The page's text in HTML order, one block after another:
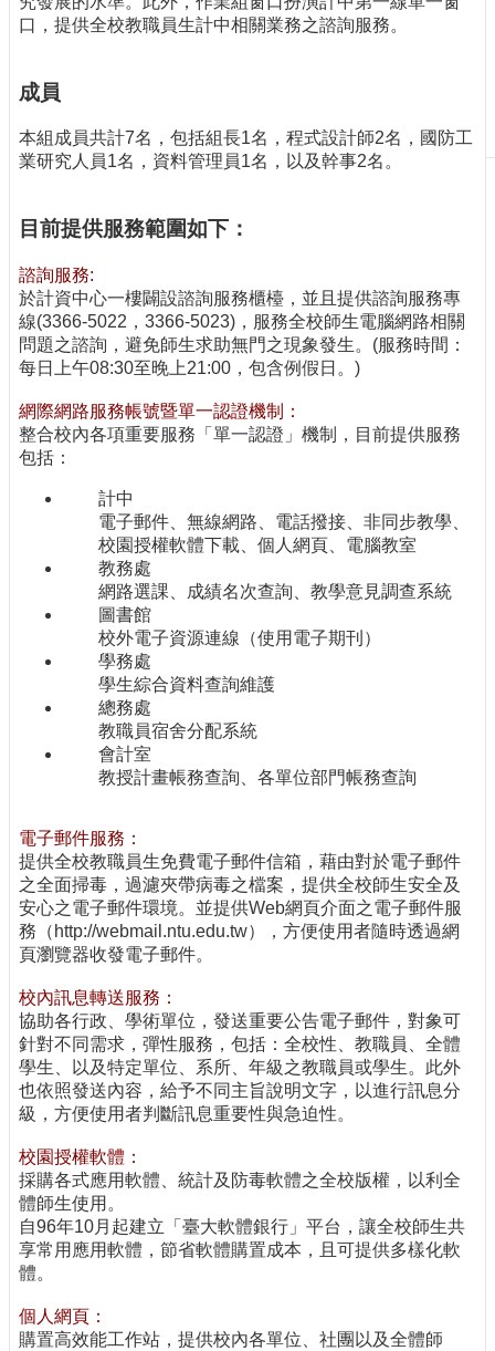
出
版
務
服
專
報
導
技
術
壇
產
口，提供全校教職員生計中相關業務之諮詢服務。
成員
本組成員共計7名，包括組長1名，程式設計師2名，國防工
業研究人員1名，資料管理員1名，以及幹事2名。
目前提供服務範圍如下：
諮詢服務:
於計資中心一樓闢設諮詢服務櫃檯，並且提供諮詢服務專
線(3366-5022，3366-5023)，服務全校師生電腦網路相關
問題之諮詢，避免師生求助無門之現象發生。(服務時間：
每日上午08:30至晚上21:00，包含例假日。)
網際網路服務帳號暨單一認證機制：
整合校內各項重要服務「單一認證」機制，目前提供服務
包括：
計中
電子郵件、無線網路、電話撥接、非同步教學、
校園授權軟體下載、個人網頁、電腦教室
教務處
網路選課、成績名次查詢、教學意見調查系統
圖書館
校外電子資源連線（使用電子期刊）
學務處
學生綜合資料查詢維護
總務處
教職員宿舍分配系統
會計室
教授計畫帳務查詢、各單位部門帳務查詢
電子郵件服務：
提供全校教職員生免費電子郵件信箱，藉由對於電子郵件
之全面掃毒，過濾夾帶病毒之檔案，提供全校師生安全及
安心之電子郵件環境。並提供Web網頁介面之電子郵件服
務（http://webmail.ntu.edu.tw），方便使用者隨時透過網
頁瀏覽器收發電子郵件。
校內訊息轉送服務：
協助各行政、學術單位，發送重要公告電子郵件，對象可
針對不同需求，彈性服務，包括：全校性、教職員、全體
學生、以及特定單位、系所、年級之教職員或學生。此外
也依照發送內容，給予不同主旨說明文字，以進行訊息分
級，方便使用者判斷訊息重要性與急迫性。
校園授權軟體：
採購各式應用軟體、統計及防毒軟體之全校版權，以利全
體師生使用。
自96年10月起建立「臺大軟體銀行」平台，讓全校師生共
享常用應用軟體，節省軟體購置成本，且可提供多樣化軟
體。
個人網頁：
購置高效能工作站，提供校內各單位、社團以及全體師